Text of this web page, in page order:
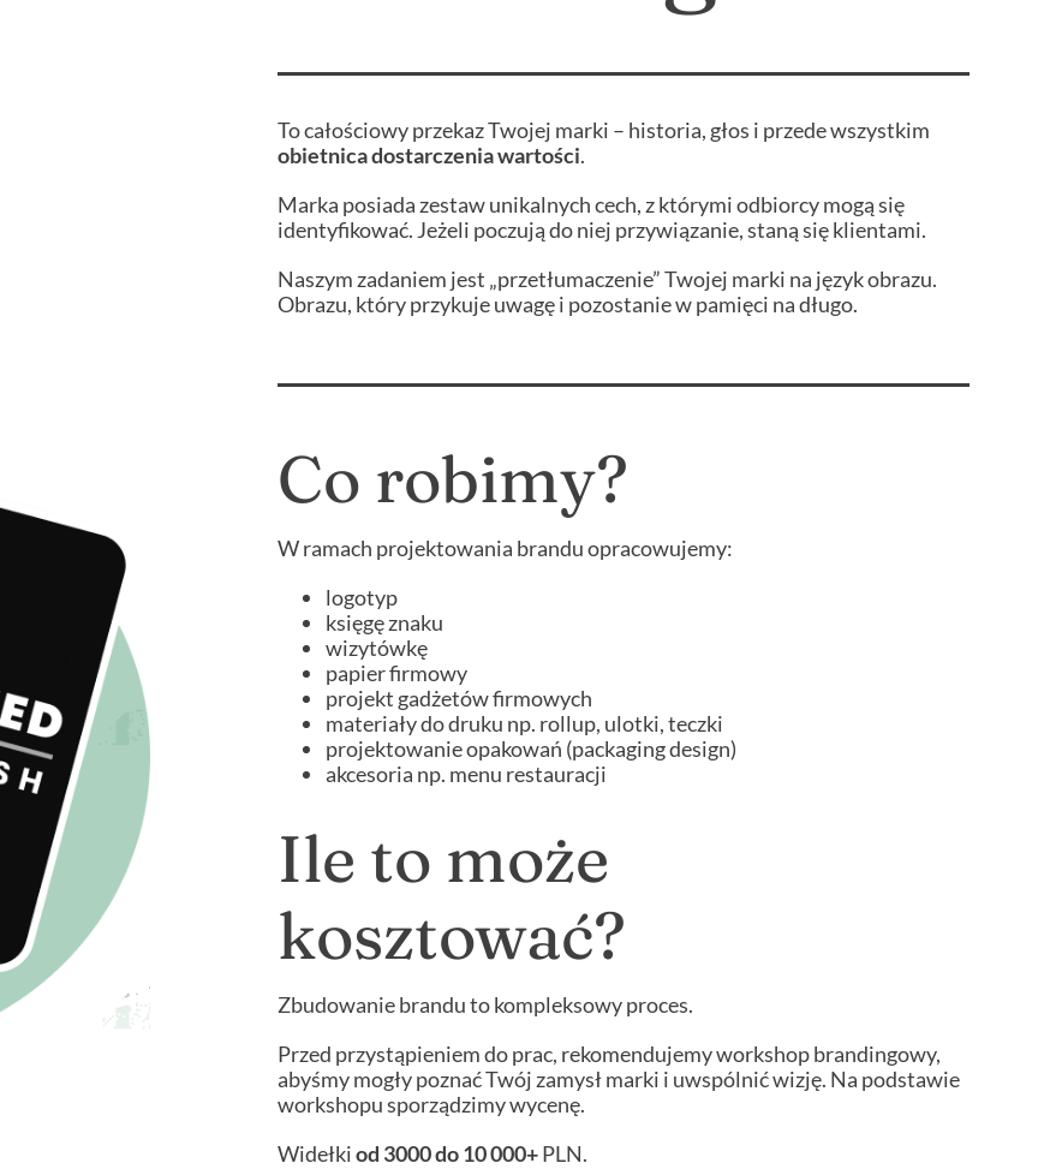
To całościowy przekaz Twojej marki – historia, głos i przede wszystkim
obietnica dostarczenia wartości.
Marka posiada zestaw unikalnych cech, z którymi odbiorcy mogą się
identyfikować. Jeżeli poczują do niej przywiązanie, staną się klientami.
Naszym zadaniem jest „przetłumaczenie” Twojej marki na język obrazu.
Obrazu, który przykuje uwagę i pozostanie w pamięci na długo.
Co robimy?
W ramach projektowania brandu opracowujemy:
logotyp
księgę znaku
wizytówkę
papier firmowy
projekt gadżetów firmowych
materiały do druku np. rollup, ulotki, teczki
projektowanie opakowań (packaging design)
akcesoria np. menu restauracji
Ile to może
kosztować?
Zbudowanie brandu to kompleksowy proces.
Przed przystąpieniem do prac, rekomendujemy workshop brandingowy,
abyśmy mogły poznać Twój zamysł marki i uwspólnić wizję. Na podstawie
workshopu sporządzimy wycenę.
Widełkiod 3000 do10 000+PLN.